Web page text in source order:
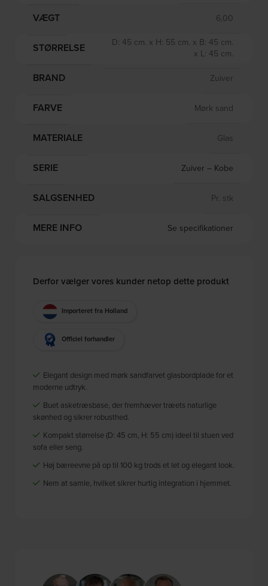
VÆGT 6,00
STØRRELSE
D: 45 cm. x H: 55 cm. x B: 45 cm.
x L: 45 cm.
BRAND Zuiver
FARVE Mørk sand
MATERIALE Glas
SERIE Zuiver – Kobe
SALGSENHED Pr. stk
MERE INFO Se specifikationer
Derfor vælger vores kunder netop dette produkt
Importeret fra Holland
Officiel forhandler
Elegant design med mørk sandfarvet glasbordplade for et
moderne udtryk.
Buet asketræsbase, der fremhæver træets naturlige
skønhed og sikrer robusthed.
Kompakt størrelse (D: 45 cm, H: 55 cm) ideel til stuen ved
sofa eller seng.
Høj bæreevne på op til 100 kg trods et let og elegant look.
Nem at samle, hvilket sikrer hurtig integration i hjemmet.